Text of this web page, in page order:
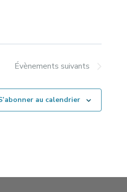
Évènements suivants
au calendrier